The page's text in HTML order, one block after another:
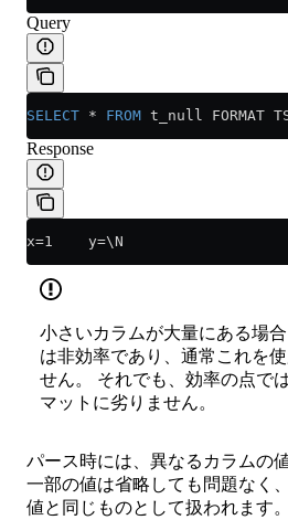
Query
SELECT * FROM t_null FORMAT
Response
x=1    y=\N
小さいカラムが大量にある場
は非効率であり、通常これを
せん。 それでも、効率の点で
マットに劣りません。
パース時には、異なるカラムの
一部の値は省略しても問題なく
値と同じものとして扱われます